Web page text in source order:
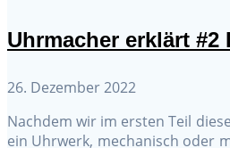
Uhrmacher erklärt #2
26. Dezember 2022
Nachdem wir im ersten Teil
ein Uhrwerk, mechanisch oder